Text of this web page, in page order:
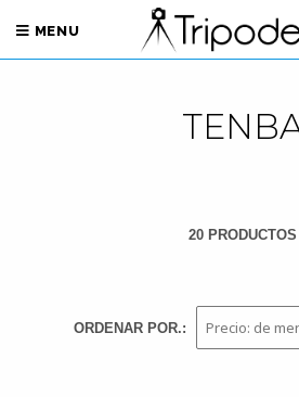
MENU
20 PRODUCTOS
ORDENAR POR.: